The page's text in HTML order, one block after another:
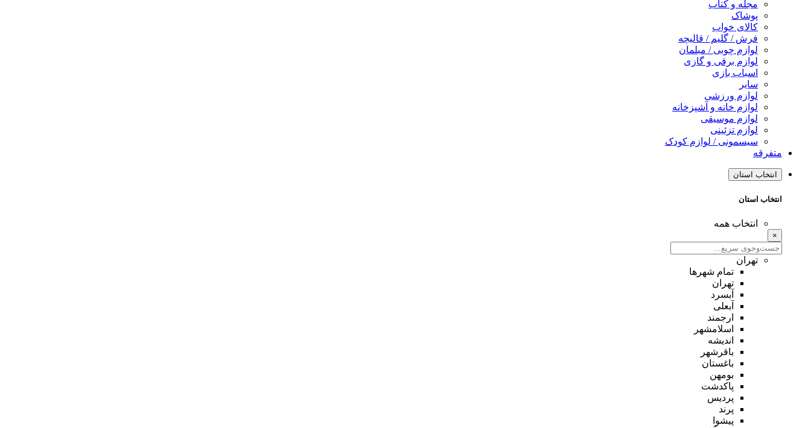
مجله و کتاب
پوشاک
کالای خواب
فرش / گلیم / قالیچه
لوازم چوبی / مبلمان
لوازم برقی و گازی
اسباب بازی
سایر
لوازم ورزشی
لوازم خانه و آشپزخانه
لوازم موسیقی
لوازم تزئینی
سیسمونی / لوازم کودک
متفرقه
انتخاب استان
انتخاب استان
انتخاب همه
×
تهران
تمام شهر‌ها
تهران
آبسرد
آبعلی
ارجمند
اسلامشهر
اندیشه
باقرشهر
باغستان
بومهن
پاکدشت
پردیس
پرند
پیشوا